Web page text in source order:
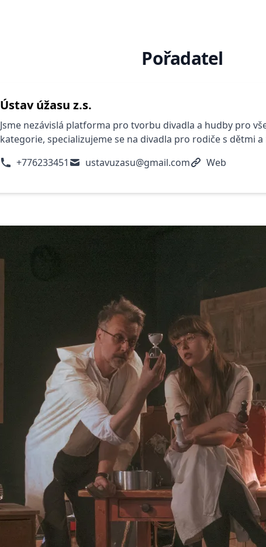
Pořadatel
Ústav úžasu z.s.
Jsme nezávislá platforma pro tvorbu divadla a hudby pro
kategorie, specializujeme se na divadla pro rodiče s dětmi
+776233451
ustavuzasu@gmail.com Web